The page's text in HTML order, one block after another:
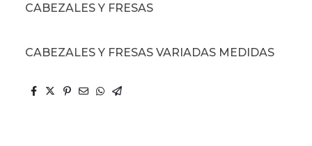
CABEZALES Y FRESAS
CABEZALES Y FRESAS VARIADAS MEDIDAS